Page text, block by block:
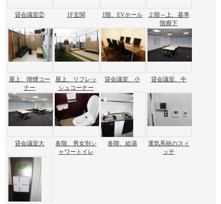
貸会議室② 1F玄関 1階、EVホール
２階～上、基準
階廊下
屋上、喫煙コー
ナー
屋上、リフレッ
シュコーナー
貸会議室、小 貸会議室、中
貸会議室大
各階、男女別シ
ャワートイレ
各階、給湯
電気系統のスィ
ッチ